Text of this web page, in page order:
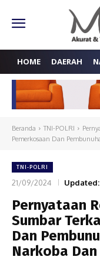
HOME DAERAH
Beranda TNI-POLRI
Pemerkosaan Dan
TNI-POLRI
21/09/2024 Updated:
Pernyataan
Sumbar
Dan
Narkoba